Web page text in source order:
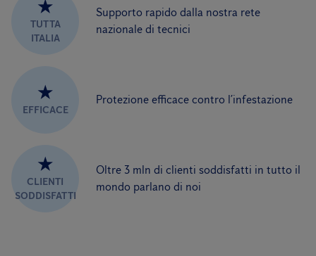
★
TUTTA
ITALIA
Supporto rapido dalla nostra rete
nazionale di tecnici
★
EFFICACE
Protezione efficace contro l’infestazione
★
CLIENTI
SODDISFATTI
Oltre 3 mln di clienti soddisfatti in tutto il
mondo parlano di noi